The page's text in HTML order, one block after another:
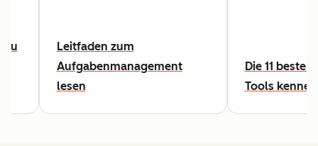
zu
Leitfaden zum
Aufgabenmanagement
lesen
Die 11
Tools